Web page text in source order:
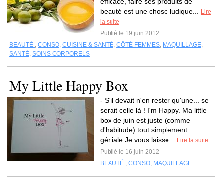
beauté est une chose ludique...
Lire
la suite
Publié le 19 juin 2012
BEAUTÉ , CONSO, CUISINE & SANTÉ, CÔTÉ FEMMES, MAQUILLAGE,
SANTÉ, SOINS CORPORELS
My Little Happy Box
- S'il devait n'en rester qu'une... se
serait celle là ! I'm Happy. Ma little
box de juin est juste (comme
d'habitude) tout simplement
géniale.Je vous laisse...
Lire la suite
Publié le 16 juin 2012
BEAUTÉ , CONSO, MAQUILLAGE